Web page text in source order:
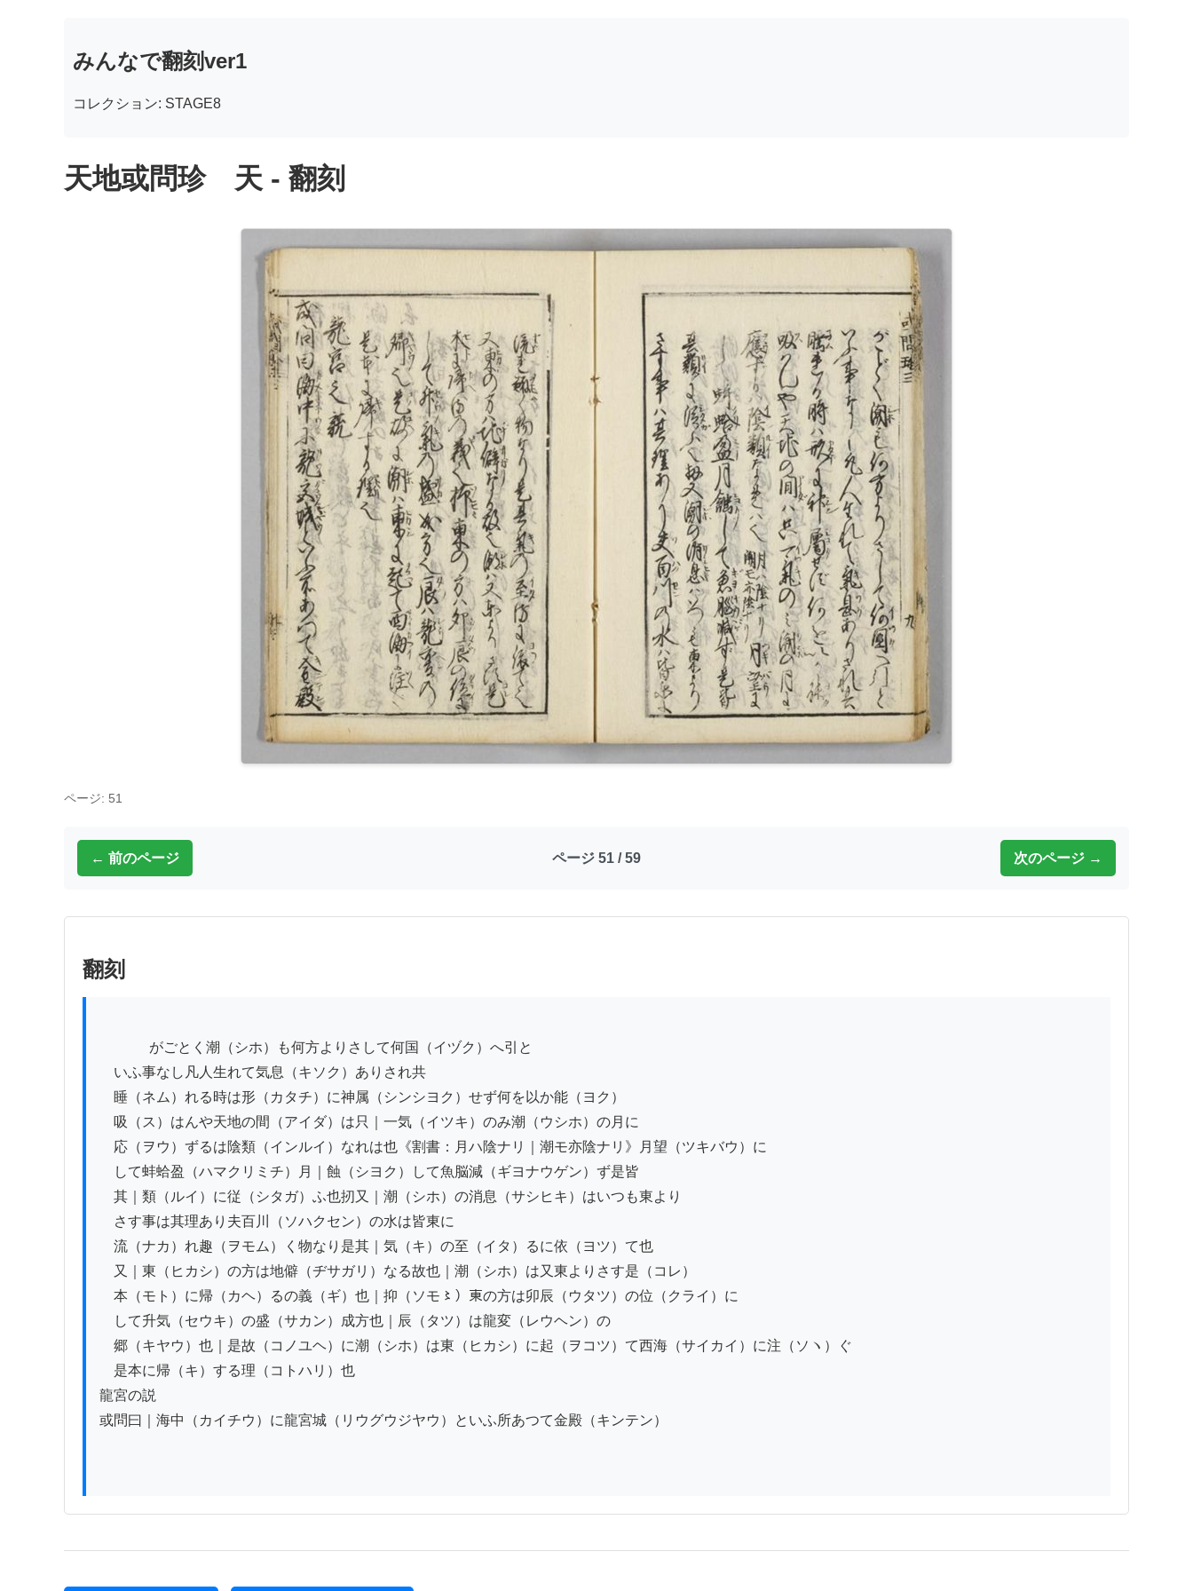
みんなで翻刻ver1
コレクション: STAGE8
天地或問珍 天 - 翻刻
ページ: 51
← 前のページ ページ 51 / 59 次のページ →
翻刻
いふ事なし凡人生れて気息（キソク）ありされ共
睡（ネム）れる時は形（カタチ）に神属（シンシヨク）せず何を以か能（ヨク）
吸（ス）はんや天地の間（アイダ）は只｜一気（イツキ）のみ潮（ウシホ）の月に
応（ヲウ）ずるは陰類（インルイ）なれは也《割書：月ハ陰ナリ｜潮モ亦陰ナリ》月望（ツキバウ）に
して蚌蛤盈（ハマクリミチ）月｜蝕（シヨク）して魚脳減（ギヨナウゲン）ず是皆
其｜類（ルイ）に従（シタガ）ふ也扨又｜潮（シホ）の消息（サシヒキ）はいつも東より
さす事は其理あり夫百川（ソハクセン）の水は皆東に
流（ナカ）れ趣（ヲモム）く物なり是其｜気（キ）の至（イタ）るに依（ヨツ）て也
又｜東（ヒカシ）の方は地僻（ヂサガリ）なる故也｜潮（シホ）は又東よりさす是（コレ）
本（モト）に帰（カヘ）るの義（ギ）也｜抑（ソモ〻）東の方は卯辰（ウタツ）の位（クライ）に
して升気（セウキ）の盛（サカン）成方也｜辰（タツ）は龍変（レウヘン）の
郷（キヤウ）也｜是故（コノユヘ）に潮（シホ）は東（ヒカシ）に起（ヲコツ）て西海（サイカイ）に注（ソヽ）ぐ
是本に帰（キ）する理（コトハリ）也
龍宮の説
或問曰｜海中（カイチウ）に龍宮城（リウグウジヤウ）といふ所あつて金殿（キンテン）